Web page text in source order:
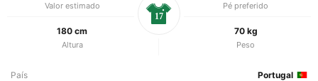
Valor estimado Pé preferido
180 cm
Altura
70 kg
Peso
17
País Portugal